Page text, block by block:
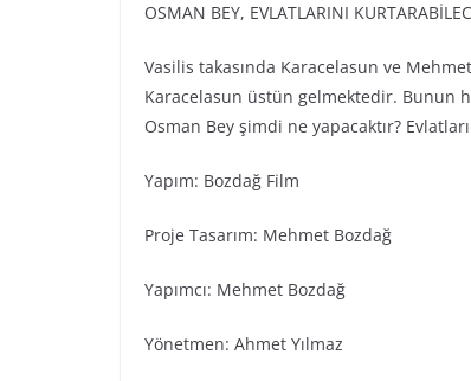
OSMAN BEY, EVLATLARINI
Vasilis takasında Karacelasun ve
Karacelasun üstün gelmektedir. Bunun
Osman Bey şimdi ne yapacaktır?
Yapım: Bozdağ Fi̇lm
Proje Tasarım: Mehmet Bozdağ
Yapımcı: Mehmet Bozdağ
Yönetmen: Ahmet Yılmaz